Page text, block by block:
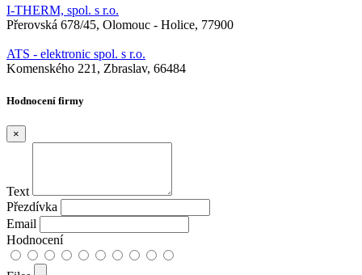
I-THERM, spol. s r.o.
Přerovská 678/45, Olomouc - Holice, 77900
ATS - elektronic spol. s r.o.
Komenského 221, Zbraslav, 66484
Hodnocení firmy
×
Text
Přezdívka
Email
Hodnocení